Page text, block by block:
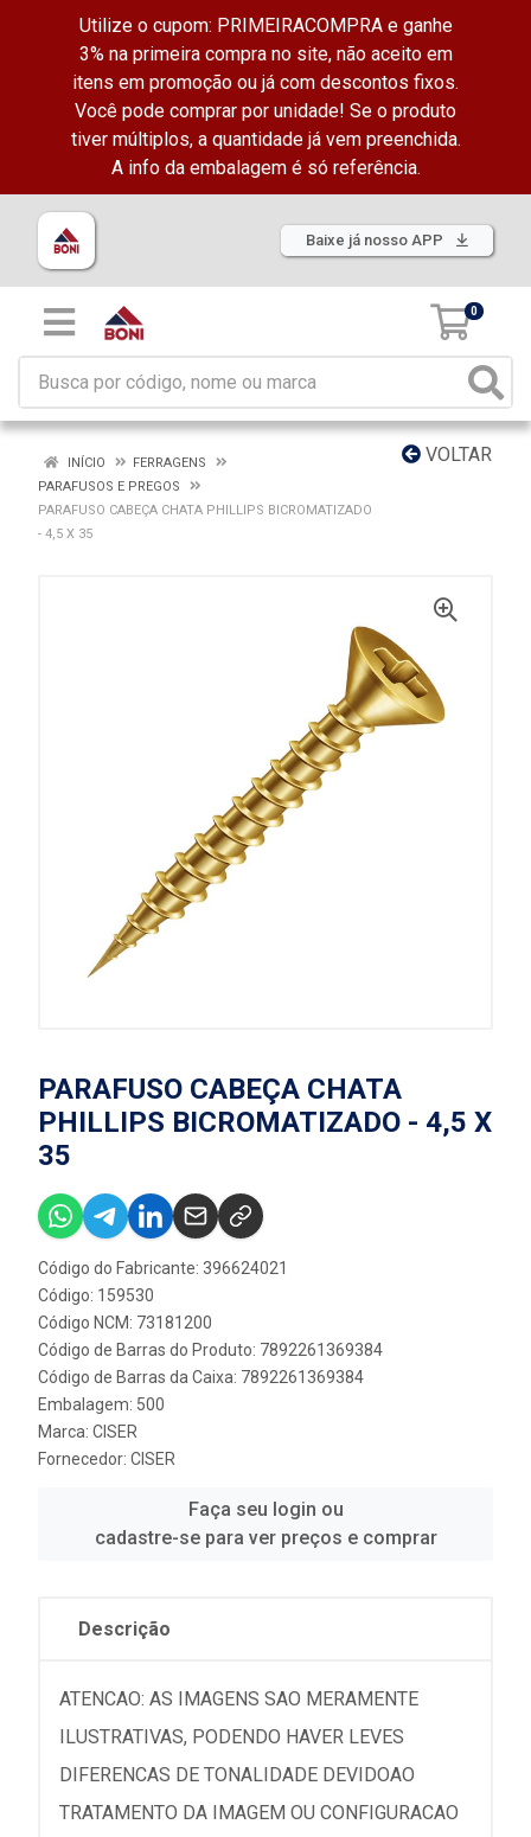
Utilize o cupom: PRIMEIRACOMPRA e ganhe
3% na primeira compra no site, não aceito em
itens em promoção ou já com descontos fixos.
Você pode comprar por unidade! Se o produto
tiver múltiplos, a quantidade já vem preenchida.
A info da embalagem é só referência.
Baixe já nosso APP
0
VOLTAR
INÍCIO
FERRAGENS
PARAFUSOS E PREGOS
PARAFUSO CABEÇA CHATA PHILLIPS BICROMATIZADO
- 4,5 X 35
PARAFUSO CABEÇA CHATA
PHILLIPS BICROMATIZADO - 4,5 X
35
Código do Fabricante: 396624021
Código: 159530
Código NCM: 73181200
Código de Barras do Produto: 7892261369384
Código de Barras da Caixa: 7892261369384
Embalagem: 500
Marca: CISER
Fornecedor: CISER
Faça seu login ou
cadastre-se para ver preços e comprar
Descrição
ATENCAO: AS IMAGENS SAO MERAMENTE
ILUSTRATIVAS, PODENDO HAVER LEVES
DIFERENCAS DE TONALIDADE DEVIDOAO
TRATAMENTO DA IMAGEM OU CONFIGURACAO